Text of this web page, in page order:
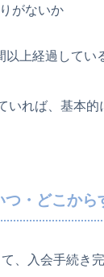
がないか
以上経過してい
いれば、基本
つ・どこから
、入会手続き